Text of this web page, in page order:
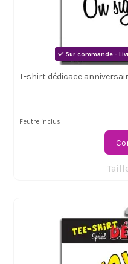
Sur commande -
T-shirt dédicace
Feutre inclus